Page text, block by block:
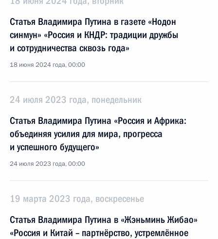
Статья Владимира Путина в газете «Нодон
синмун» «Россия и КНДР: традиции дружбы
и сотрудничества сквозь года»
18 июня 2024 года, 00:00
24 июля 2023 года, понедельник
Статья Владимира Путина «Россия и Африка:
объединяя усилия для мира, прогресса
и успешного будущего»
24 июля 2023 года, 00:00
19 марта 2023 года, воскресенье
Статья Владимира Путина в «Жэньминь Жибао»
«Россия и Китай – партнёрство, устремлённое